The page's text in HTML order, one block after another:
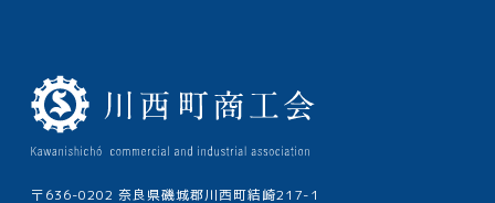
〒636-0202 奈良県磯城郡川西町結崎217-1